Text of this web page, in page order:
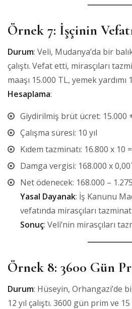
Örnek 7: İşçinin
Durum: Veli, Mudanya’da bir
çalıştı. Vefat etti, mirasçıları
maaşı 15.000 TL, yemek yardımı
Hesaplama:
Giydirilmiş brüt ücret: 15.000
Çalışma süresi: 10 yıl
Kıdem tazminatı: 16.800 x 10
Damga vergisi: 168.000 x
Net ödenecek: 168.000 –
Yasal Dayanak: İş Kanunu
vefatında mirasçıları tazminat
Sonuç: Veli’nin mirasçıları
Örnek 8: 3600 Gün
Durum: Hüseyin, Orhangazi’de
12 yıl çalıştı. 3600 gün prim ve